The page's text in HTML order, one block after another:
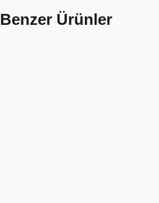
Benzer Ürünler